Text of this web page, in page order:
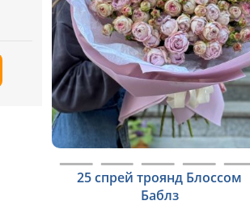
25 спрей троянд Блоссом
Баблз